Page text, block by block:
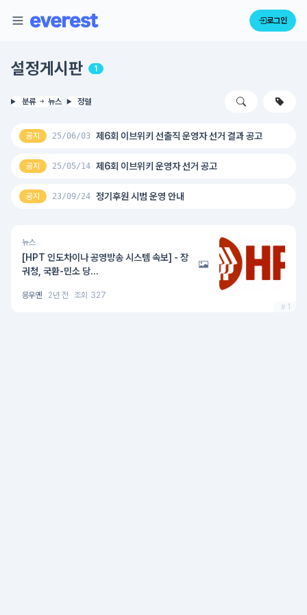
로그인
설정게시판 1
분류 뉴스 정렬
공지 25/06/03 제6회 이브위키 선출직 운영자 선거 결과 공고
공지 25/05/14 제6회 이브위키 운영자 선거 공고
공지 23/09/24 정기후원 시범 운영 안내
뉴스
[HPT 인도차이나 공영방송 시스템 속보] - 장
궈청, 국환-민소 당...
응우옌 2년 전 조회 327
1